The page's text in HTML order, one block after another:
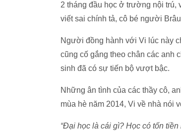
2 tháng đầu học ở trường nội trú,
viết sai chính tả, cô bé người
Người đồng hành với Vi lúc này
cũng cố gắng theo chân các anh
sinh đã có sự tiến bộ vượt bậc.
Những ân tình của các thầy cô,
mùa hè năm 2014, Vi về nhà nói
“Đại học là cái gì? Học có tốn tiền